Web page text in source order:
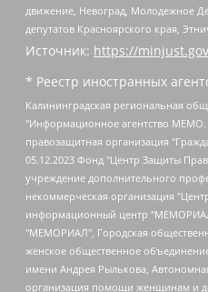
движение, Невоград, Молодежное
депутатов Красноярского края,
Источник: https://
* Реестр иностранных
Калининградская региональная общественная организация "Экозащита!-Женсовет", Фонд содействия защите прав и свобод граждан "Общественный вердикт", Фонд "Институт Развития Свободы Информации", Частное учреждение "Информационное агентство МЕМО. РУ", Региональная общественная организация "Общественная комиссия по сохранению наследия академика Сахарова", Фонд поддержки свободы прессы, Санкт-Петербургская общественная правозащитная организация "Гражданский контроль", Межрегиональная общественная организация "Информационно-просветительский центр "Мемориал", Региональный Фонд "Центр Защиты Прав Средств Массовой Информации", с 05.12.2023 Фонд "Центр Защиты Прав Средств массовой информации", Региональная общественная благотворительная организация помощи беженцам и мигрантам "Гражданское содействие", Негосударственное образовательное учреждение дополнительного профессионального образования (повышение квалификации) специалистов "АКАДЕМИЯ ПО ПРАВАМ ЧЕЛОВЕКА", Свердловская региональная общественная организация "Сутяжник", Автономная некоммерческая организация "Центр независимых социологических исследований", Союз общественных объединений "Российский исследовательский центр по правам человека", Региональное общественное учреждение научно-информационный центр "МЕМОРИАЛ", Некоммерческая организация "Фонд защиты гласности", Автономная некоммерческая организация "Институт прав человека", Городская общественная организация "Екатеринбургское общество "МЕМОРИАЛ", Городская общественная организация "Рязанское историко-